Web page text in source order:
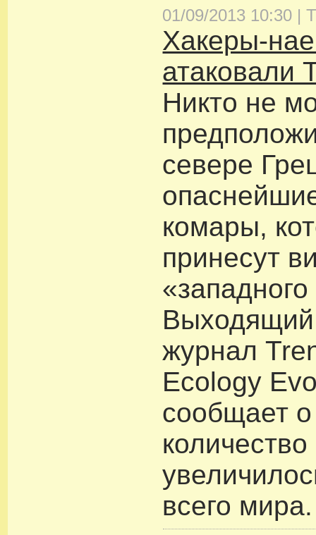
01/09/2013 10:30 |
Хакеры-
атаковали
Никто не
севере
комары,
принесут
журнал
Ecology
сообщает
всего мира.